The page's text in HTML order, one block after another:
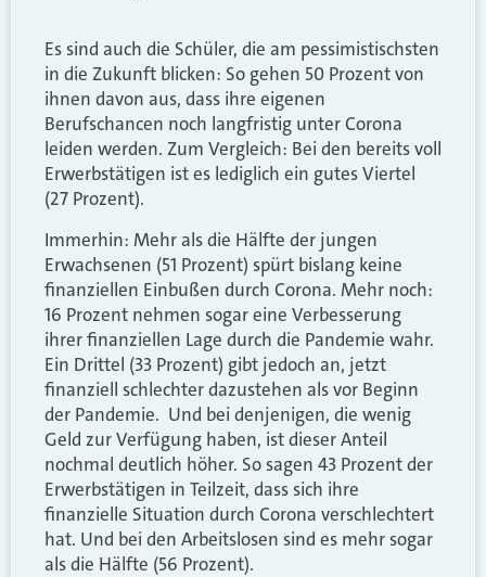
Es sind auch die Schüler, die am pessimistischsten
in die Zukunft blicken: So gehen 50 Prozent von
ihnen davon aus, dass ihre eigenen
Berufschancen noch langfristig unter Corona
leiden werden. Zum Vergleich: Bei den bereits voll
Erwerbstätigen ist es lediglich ein gutes Viertel
(27 Prozent).
Immerhin: Mehr als die Hälfte der jungen
Erwachsenen (51 Prozent) spürt bislang keine
finanziellen Einbußen durch Corona. Mehr noch:
16 Prozent nehmen sogar eine Verbesserung
ihrer finanziellen Lage durch die Pandemie wahr.
Ein Drittel (33 Prozent) gibt jedoch an, jetzt
finanziell schlechter dazustehen als vor Beginn
der Pandemie. Und bei denjenigen, die wenig
Geld zur Verfügung haben, ist dieser Anteil
nochmal deutlich höher. So sagen 43 Prozent der
Erwerbstätigen in Teilzeit, dass sich ihre
finanzielle Situation durch Corona verschlechtert
hat. Und bei den Arbeitslosen sind es mehr sogar
als die Hälfte (56 Prozent).